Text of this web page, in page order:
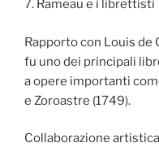
7. Rameau e i librettisti
Rapporto con Louis de
fu uno dei principali
a opere importanti
e Zoroastre (1749).
Collaborazione